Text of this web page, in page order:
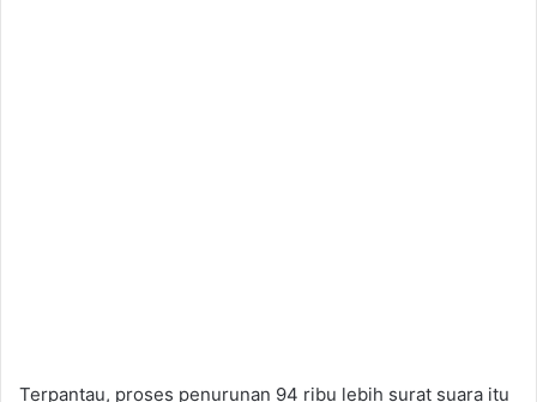
Terpantau, proses penurunan 94 ribu lebih surat suara itu